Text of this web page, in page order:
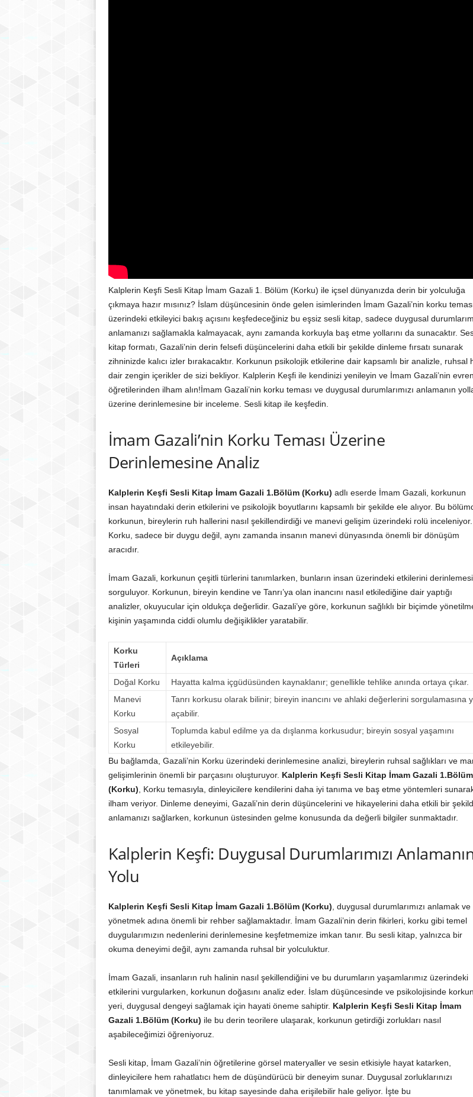
Kalplerin Keşfi Sesli Kitap İmam Gazali 1. Bölüm (Korku) ile içsel dünyanızda derin bir yolculuğa
çıkmaya hazır mısınız? İslam düşüncesinin önde gelen isimlerinden İmam Gazali’nin korku
üzerindeki etkileyici bakış açısını keşfedeceğiniz bu eşsiz sesli kitap, sadece duygusal
anlamanızı sağlamakla kalmayacak, aynı zamanda korkuyla baş etme yollarını da sunacaktır.
kitap formatı, Gazali’nin derin felsefi düşüncelerini daha etkili bir şekilde dinleme fırsatı sunarak
zihninizde kalıcı izler bırakacaktır. Korkunun psikolojik etkilerine dair kapsamlı bir analizle, ruhsal
dair zengin içerikler de sizi bekliyor. Kalplerin Keşfi ile kendinizi yenileyin ve İmam Gazali’nin
öğretilerinden ilham alın!İmam Gazali’nin korku teması ve duygusal durumlarımızı anlamanın
üzerine derinlemesine bir inceleme. Sesli kitap ile keşfedin.
İmam Gazali’nin Korku Teması Üzerine
Derinlemesine Analiz
Kalplerin Keşfi Sesli Kitap İmam Gazali 1.Bölüm (Korku) adlı eserde İmam Gazali, korkunun
insan hayatındaki derin etkilerini ve psikolojik boyutlarını kapsamlı bir şekilde ele alıyor. Bu
korkunun, bireylerin ruh hallerini nasıl şekillendirdiği ve manevi gelişim üzerindeki rolü inceleniyor.
Korku, sadece bir duygu değil, aynı zamanda insanın manevi dünyasında önemli bir dönüşüm
aracıdır.
İmam Gazali, korkunun çeşitli türlerini tanımlarken, bunların insan üzerindeki etkilerini
sorguluyor. Korkunun, bireyin kendine ve Tanrı’ya olan inancını nasıl etkilediğine dair yaptığı
analizler, okuyucular için oldukça değerlidir. Gazali’ye göre, korkunun sağlıklı bir biçimde
kişinin yaşamında ciddi olumlu değişiklikler yaratabilir.
Korku
Türleri
Açıklama
Doğal Korku
Hayatta kalma içgüdüsünden kaynaklanır; genellikle tehlike anında ortaya çıkar.
Manevi
Korku
Tanrı korkusu olarak bilinir; bireyin inancını ve ahlaki değerlerini sorgulamasına
açabilir.
Sosyal
Korku
Toplumda kabul edilme ya da dışlanma korkusudur; bireyin sosyal yaşamını
etkileyebilir.
Bu bağlamda, Gazali’nin Korku üzerindeki derinlemesine analizi, bireylerin ruhsal sağlıkları ve
gelişimlerinin önemli bir parçasını oluşturuyor. Kalplerin Keşfi Sesli Kitap İmam Gazali 1.Bölüm
(Korku), Korku temasıyla, dinleyicilere kendilerini daha iyi tanıma ve baş etme yöntemleri
ilham veriyor. Dinleme deneyimi, Gazali’nin derin düşüncelerini ve hikayelerini daha etkili bir
anlamanızı sağlarken, korkunun üstesinden gelme konusunda da değerli bilgiler sunmaktadır.
Kalplerin Keşfi: Duygusal Durumlarımızı
Yolu
Kalplerin Keşfi Sesli Kitap İmam Gazali 1.Bölüm (Korku), duygusal durumlarımızı anlamak ve
yönetmek adına önemli bir rehber sağlamaktadır. İmam Gazali’nin derin fikirleri, korku gibi temel
duygularımızın nedenlerini derinlemesine keşfetmemize imkan tanır. Bu sesli kitap, yalnızca bir
okuma deneyimi değil, aynı zamanda ruhsal bir yolculuktur.
İmam Gazali, insanların ruh halinin nasıl şekillendiğini ve bu durumların yaşamlarımız üzerindeki
etkilerini vurgularken, korkunun doğasını analiz eder. İslam düşüncesinde ve psikolojisinde
yeri, duygusal dengeyi sağlamak için hayati öneme sahiptir. Kalplerin Keşfi Sesli Kitap İmam
Gazali 1.Bölüm (Korku) ile bu derin teorilere ulaşarak, korkunun getirdiği zorlukları nasıl
aşabileceğimizi öğreniyoruz.
Sesli kitap, İmam Gazali’nin öğretilerine görsel materyaller ve sesin etkisiyle hayat katarken,
dinleyicilere hem rahatlatıcı hem de düşündürücü bir deneyim sunar. Duygusal zorluklarınızı
tanımlamak ve yönetmek, bu kitap sayesinde daha erişilebilir hale geliyor. İşte bu